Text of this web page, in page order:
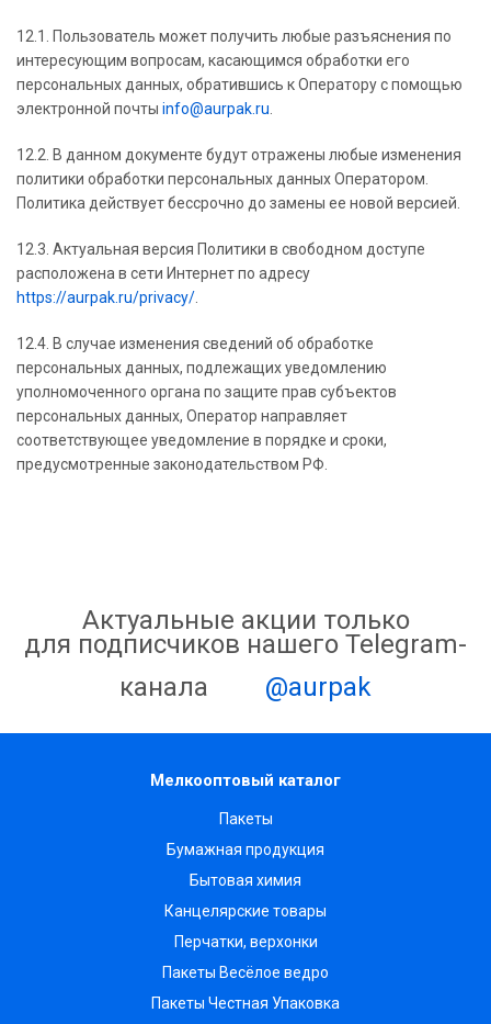
12.1. Пользователь может получить любые разъяснения по
интересующим вопросам, касающимся обработки его
персональных данных, обратившись к Оператору с помощью
электронной почты info@aurpak.ru
12.2. В данном документе будут отражены любые изменения
политики обработки персональных данных Оператором.
Политика действует бессрочно до замены ее новой версией.
12.3. Актуальная версия Политики в свободном доступе
расположена в сети Интернет по адресу
https://aurpak.ru/privacy/
12.4. В случае изменения сведений об обработке
персональных данных, подлежащих уведомлению
уполномоченного органа по защите прав субъектов
персональных данных, Оператор направляет
соответствующее уведомление в порядке и сроки,
предусмотренные законодательством РФ.
Актуальные акции только
для подписчиков нашего Telegram-
канала
@aurpak
Мелкооптовый каталог
Пакеты
Бумажная продукция
Бытовая химия
Канцелярские товары
Перчатки, верхонки
Пакеты Весёлое ведро
Пакеты Честная Упаковка